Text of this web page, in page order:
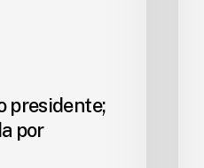
presidente;
por